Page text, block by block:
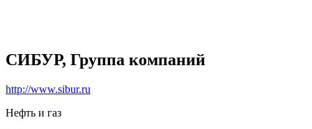
СИБУР, Группа компаний
http://www.sibur.ru
Нефть и газ